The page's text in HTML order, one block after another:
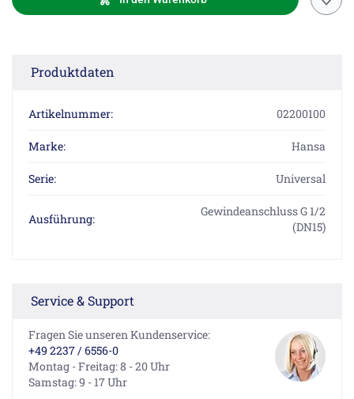
Produktdaten
Artikelnummer: 02200100
Marke: Hansa
Serie: Universal
Ausführung:
Gewindeanschluss G 1/2
(DN15)
Service & Support
Fragen Sie unseren Kundenservice:
+49 2237 / 6556-0
Montag - Freitag: 8 - 20 Uhr
Samstag: 9 - 17 Uhr